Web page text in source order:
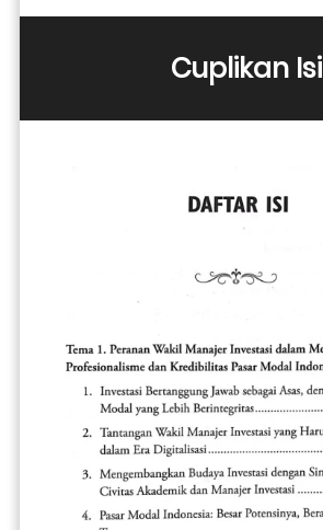
Cuplikan Isi